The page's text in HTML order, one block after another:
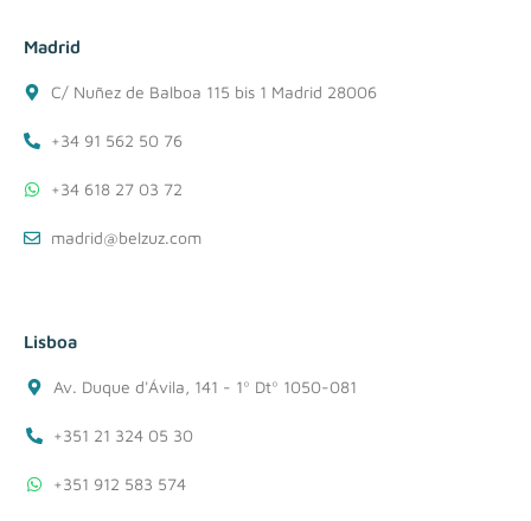
Madrid
C/ Nuñez de Balboa 115 bis 1 Madrid 28006
+34 91 562 50 76
+34 618 27 03 72
madrid@belzuz.com
Lisboa
Av. Duque d'Ávila, 141 - 1º Dtº 1050-081
+351 21 324 05 30
+351 912 583 574